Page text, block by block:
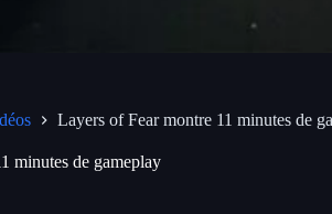
Layers of Fear montre 11 minutes de
minutes de gameplay